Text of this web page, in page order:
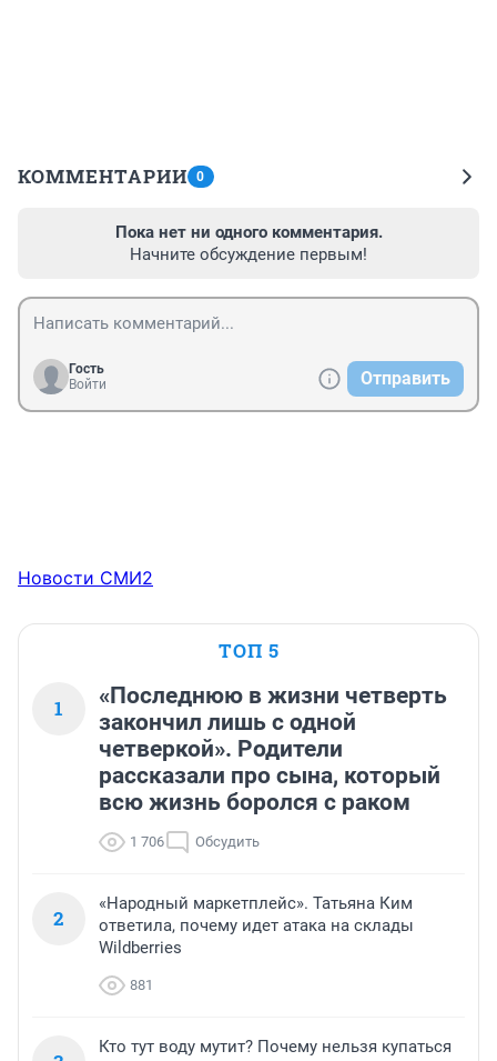
КОММЕНТАРИИ 0
Пока нет ни одного комментария.
Начните обсуждение первым!
Гость
Войти
Отправить
Новости СМИ2
ТОП 5
1
«Последнюю в жизни четверть
закончил лишь с одной
четверкой». Родители
рассказали про сына, который
всю жизнь боролся с раком
1 706 Обсудить
2
«Народный маркетплейс». Татьяна Ким
ответила, почему идет атака на склады
Wildberries
881
Кто тут воду мутит? Почему нельзя купаться